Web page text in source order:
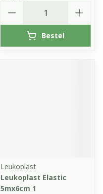
Bestel
Leukoplast
Leukoplast Elastic
5mx6cm 1